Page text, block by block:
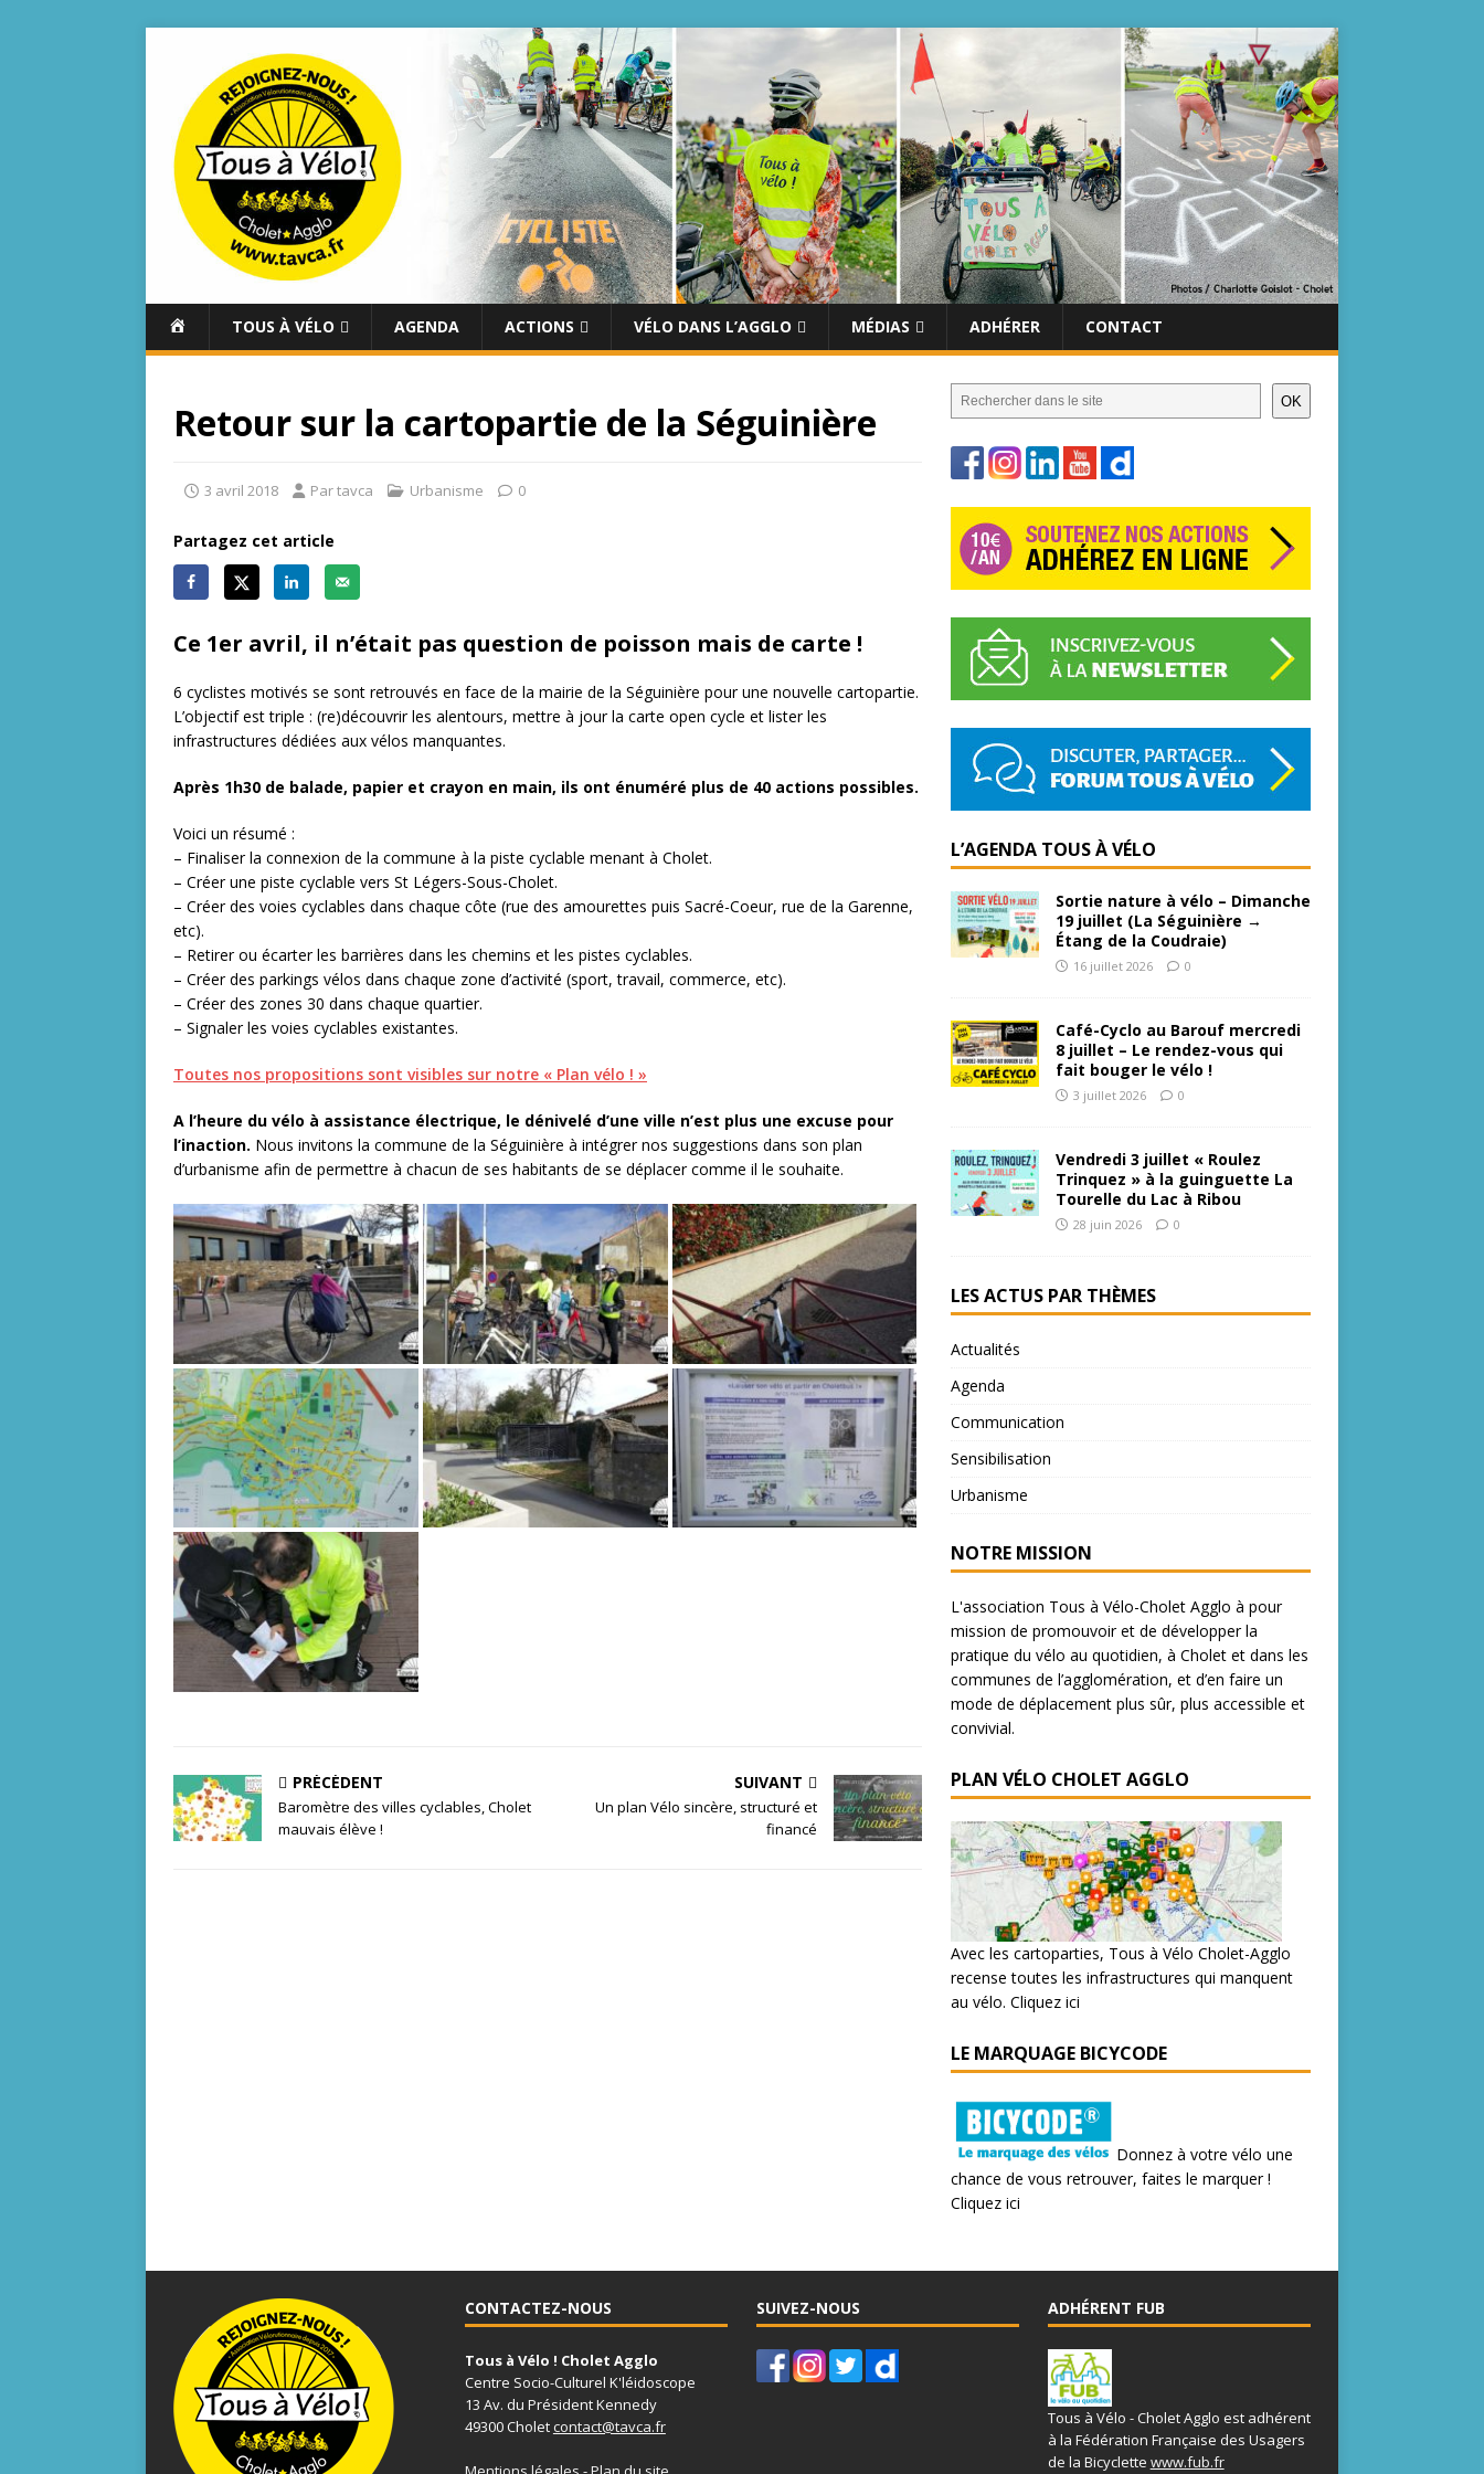
C
E
TOUS À VÉLO AGENDA ACTIONS VÉLO DANS L’AGGLO MÉDIAS ADHÉRER CONTACT
Retour sur la cartopartie de la Séguinière
3 avril 2018 Par tavca Urbanisme 0
Partagez cet article
Ce 1er avril, il n’était pas question de poisson mais de carte !
6 cyclistes motivés se sont retrouvés en face de la mairie de la Séguinière pour une nouvelle cartopartie.
L’objectif est triple : (re)découvrir les alentours, mettre à jour la carte open cycle et lister les
infrastructures dédiées aux vélos manquantes.
Après 1h30 de balade, papier et crayon en main, ils ont énuméré plus de 40 actions possibles.
Voici un résumé :
– Finaliser la connexion de la commune à la piste cyclable menant à Cholet.
– Créer une piste cyclable vers St Légers-Sous-Cholet.
– Créer des voies cyclables dans chaque côte (rue des amourettes puis Sacré-Coeur, rue de la Garenne,
etc).
– Retirer ou écarter les barrières dans les chemins et les pistes cyclables.
– Créer des parkings vélos dans chaque zone d’activité (sport, travail, commerce, etc).
– Créer des zones 30 dans chaque quartier.
– Signaler les voies cyclables existantes.
Toutes nos propositions sont visibles sur notre « Plan vélo ! »
A l’heure du vélo à assistance électrique, le dénivelé d’une ville n’est plus une excuse pour
l’inaction. Nous invitons la commune de la Séguinière à intégrer nos suggestions dans son plan
d’urbanisme afin de permettre à chacun de ses habitants de se déplacer comme il le souhaite.
PRÉCÉDENT
Baromètre des villes cyclables, Cholet
mauvais élève !
SUIVANT
Un plan Vélo sincère, structuré et
financé
OK
L’AGENDA TOUS À VÉLO
Sortie nature à vélo – Dimanche
19 juillet (La Séguinière →
Étang de la Coudraie)
16 juillet 2026 0
Café-Cyclo au Barouf mercredi
8 juillet – Le rendez-vous qui
fait bouger le vélo !
3 juillet 2026 0
Vendredi 3 juillet « Roulez
Trinquez » à la guinguette La
Tourelle du Lac à Ribou
28 juin 2026 0
LES ACTUS PAR THÈMES
Actualités
Agenda
Communication
Sensibilisation
Urbanisme
NOTRE MISSION
L'association Tous à Vélo-Cholet Agglo à pour
mission de promouvoir et de développer la
pratique du vélo au quotidien, à Cholet et dans les
communes de l’agglomération, et d’en faire un
mode de déplacement plus sûr, plus accessible et
convivial.
PLAN VÉLO CHOLET AGGLO
Avec les cartoparties, Tous à Vélo Cholet-Agglo
recense toutes les infrastructures qui manquent
au vélo. Cliquez ici
LE MARQUAGE BICYCODE
Donnez à votre vélo une
chance de vous retrouver, faites le marquer !
Cliquez ici
CONTACTEZ-NOUS
Tous à Vélo ! Cholet Agglo
Centre Socio-Culturel K'léidoscope
13 Av. du Président Kennedy
49300 Choletcontact@tavca.fr
SUIVEZ-NOUS ADHÉRENT FUB
Tous à Vélo - Cholet Agglo est adhérent
à la Fédération Française des Usagers
de la Bicyclette www.fub.fr